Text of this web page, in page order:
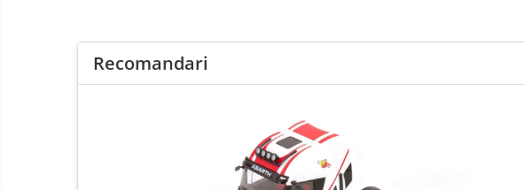
Recomandari